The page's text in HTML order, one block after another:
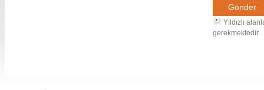
Yıldızlı
gerekmektedir